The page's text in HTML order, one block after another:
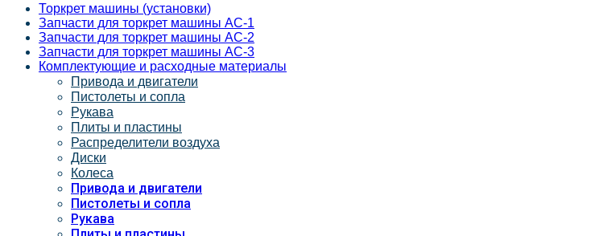
Торкрет машины (установки)
Запчасти для торкрет машины АС-1
Запчасти для торкрет машины АС-2
Запчасти для торкрет машины АС-3
Комплектующие и расходные материалы
Привода и двигатели
Пистолеты и сопла
Рукава
Плиты и пластины
Распределители воздуха
Диски
Колеса
Привода и двигатели
Пистолеты и сопла
Рукава